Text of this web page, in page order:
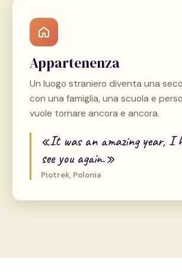
Appartenenza
Un luogo straniero diventa una
con una famiglia, una scuola e
vuole tornare ancora e ancora.
«It was an amazing year, I
see you again.»
Piotrek, Polonia